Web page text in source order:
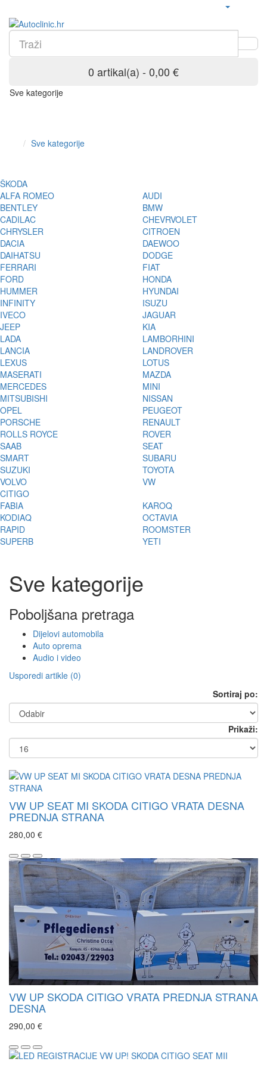
0 artikal(a) - 0,00 €
Sve kategorije
Sve kategorije
ŠKODA
ALFA ROMEO
AUDI
BENTLEY
BMW
CADILAC
CHEVRVOLET
CHRYSLER
CITROEN
DACIA
DAEWOO
DAIHATSU
DODGE
FERRARI
FIAT
FORD
HONDA
HUMMER
HYUNDAI
INFINITY
ISUZU
IVECO
JAGUAR
JEEP
KIA
LADA
LAMBORHINI
LANCIA
LANDROVER
LEXUS
LOTUS
MASERATI
MAZDA
MERCEDES
MINI
MITSUBISHI
NISSAN
OPEL
PEUGEOT
PORSCHE
RENAULT
ROLLS ROYCE
ROVER
SAAB
SEAT
SMART
SUBARU
SUZUKI
TOYOTA
VOLVO
VW
CITIGO
FABIA
KAROQ
KODIAQ
OCTAVIA
RAPID
ROOMSTER
SUPERB
YETI
Sve kategorije
Poboljšana pretraga
Dijelovi automobila
Auto oprema
Audio i video
Usporedi artikle (0)
Sortiraj po:
Prikaži:
VW UP SEAT MI SKODA CITIGO VRATA DESNA
PREDNJA STRANA
280,00 €
VW UP SKODA CITIGO VRATA PREDNJA STRANA
DESNA
290,00 €